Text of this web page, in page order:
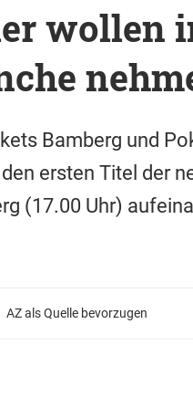
wollen
Bamberg und
ersten Titel der
(17.00 Uhr)
AZ als Quelle bevorzugen